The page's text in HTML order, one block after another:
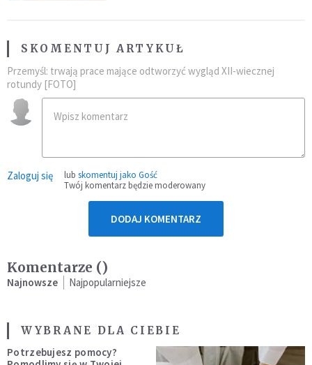
SKOMENTUJ ARTYKUŁ
Przemyśl: trwają prace mające odtworzyć wygląd XII-wiecznej
rotundy [FOTO]
Zaloguj się lub skomentuj jako Gość
Twój komentarz będzie moderowany
DODAJ KOMENTARZ
Komentarze ()
Najnowsze Najpopularniejsze
WYBRANE DLA CIEBIE
Potrzebujesz pomocy?